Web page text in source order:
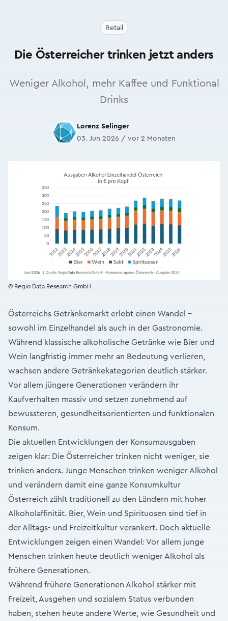
Retail
Die Österreicher trinken jetzt anders
Weniger Alkohol, mehr Kaffee und Funktional
Drinks
Lorenz Selinger
03. Jun 2026 / vor 2 Monaten
© Regio Data Research GmbH
Österreichs Getränkemarkt erlebt einen Wandel –
sowohl im Einzelhandel als auch in der Gastronomie.
Während klassische alkoholische Getränke wie Bier und
Wein langfristig immer mehr an Bedeutung verlieren,
wachsen andere Getränkekategorien deutlich stärker.
Vor allem jüngere Generationen verändern ihr
Kaufverhalten massiv und setzen zunehmend auf
bewussteren, gesundheitsorientierten und funktionalen
Konsum.
Die aktuellen Entwicklungen der Konsumausgaben
zeigen klar: Die Österreicher trinken nicht weniger, sie
trinken anders. Junge Menschen trinken weniger Alkohol
und verändern damit eine ganze Konsumkultur
Österreich zählt traditionell zu den Ländern mit hoher
Alkoholaffinität. Bier, Wein und Spirituosen sind tief in
der Alltags- und Freizeitkultur verankert. Doch aktuelle
Entwicklungen zeigen einen Wandel: Vor allem junge
Menschen trinken heute deutlich weniger Alkohol als
frühere Generationen.
Während frühere Generationen Alkohol stärker mit
Freizeit, Ausgehen und sozialem Status verbunden
haben, stehen heute andere Werte, wie Gesundheit und